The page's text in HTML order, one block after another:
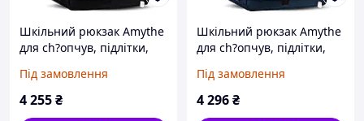
Шкільний рюкзак Amythe
для ch?опчув, підлітки,
середньої школи, школи?
а?редня,
Під замовлення
4 255₴
Шкільний рюкзак Amythe
для ch?опчув, підлітки,
середньої школи, школи?
а?редня,
Під замовлення
4 296₴